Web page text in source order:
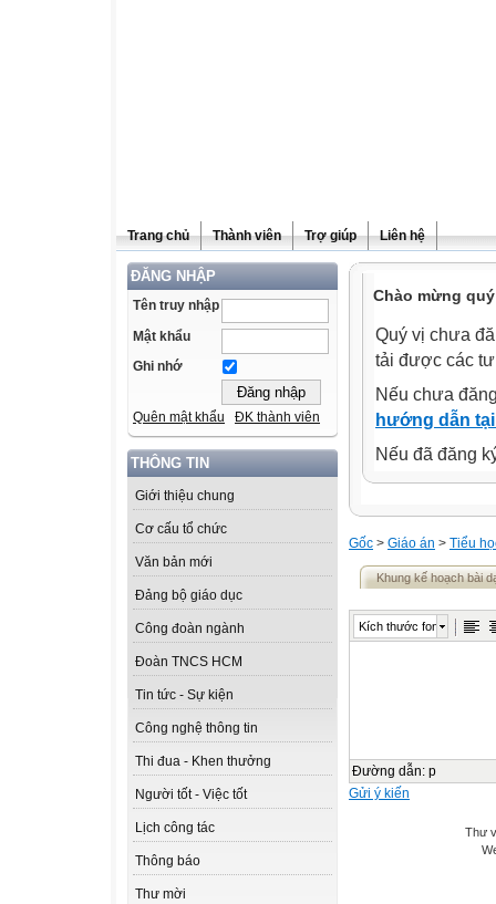
Trang chủ Thành viên Trợ giúp Liên hệ
ĐĂNG NHẬP
Tên truy nhập
Mật khẩu
Ghi nhớ
Quên mật khẩu ĐK thành viên
THÔNG TIN
Giới thiệu chung
Cơ cấu tổ chức
Văn bản mới
Đảng bộ giáo dục
Công đoàn ngành
Đoàn TNCS HCM
Tin tức - Sự kiện
Công nghệ thông tin
Thi đua - Khen thưởng
Người tốt - Việc tốt
Lịch công tác
Thông báo
Thư mời
Chào mừng
Quý vị chưa
tải được các
Nếu chưa
hướng dẫn
Nếu đã đăng
Gốc > Giáo án > Tiểu
Khung kế hoạch bài
Kích thước font
Đường dẫn: p
Gửi ý kiến
Thư